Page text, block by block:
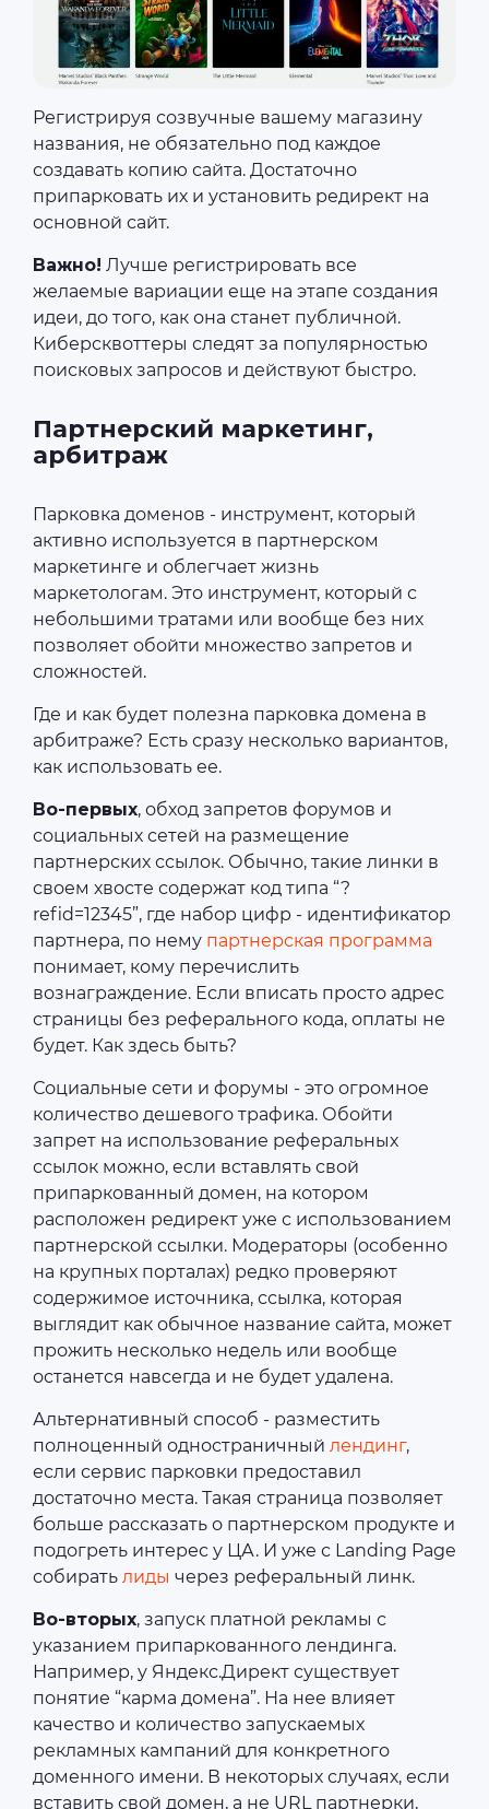
Регистрируя созвучные вашему магазину
названия, не обязательно под каждое
создавать копию сайта. Достаточно
припарковать их и установить редирект на
основной сайт.
Важно! Лучше регистрировать все
желаемые вариации еще на этапе создания
идеи, до того, как она станет публичной.
Киберсквоттеры следят за популярностью
поисковых запросов и действуют быстро.
Партнерский маркетинг,
арбитраж
Парковка доменов - инструмент, который
активно используется в партнерском
маркетинге и облегчает жизнь
маркетологам. Это инструмент, который с
небольшими тратами или вообще без них
позволяет обойти множество запретов и
сложностей.
Где и как будет полезна парковка домена в
арбитраже? Есть сразу несколько вариантов,
как использовать ее.
Во-первых, обход запретов форумов и
социальных сетей на размещение
партнерских ссылок. Обычно, такие линки в
своем хвосте содержат код типа “?
refid=12345”, где набор цифр - идентификатор
партнера, по нему партнерская программа
понимает, кому перечислить
вознаграждение. Если вписать просто адрес
страницы без реферального кода, оплаты не
будет. Как здесь быть?
Социальные сети и форумы - это огромное
количество дешевого трафика. Обойти
запрет на использование реферальных
ссылок можно, если вставлять свой
припаркованный домен, на котором
расположен редирект уже с использованием
партнерской ссылки. Модераторы (особенно
на крупных порталах) редко проверяют
содержимое источника, ссылка, которая
выглядит как обычное название сайта, может
прожить несколько недель или вообще
останется навсегда и не будет удалена.
Альтернативный способ - разместить
полноценный одностраничный лендинг,
если сервис парковки предоставил
достаточно места. Такая страница позволяет
больше рассказать о партнерском продукте и
подогреть интерес у ЦА. И уже с Landing Page
собирать лиды через реферальный линк.
Во-вторых, запуск платной рекламы с
указанием припаркованного лендинга.
Например, у Яндекс.Директ существует
понятие “карма домена”. На нее влияет
качество и количество запускаемых
рекламных кампаний для конкретного
доменного имени. В некоторых случаях, если
вставить свой домен, а не URL партнерки,